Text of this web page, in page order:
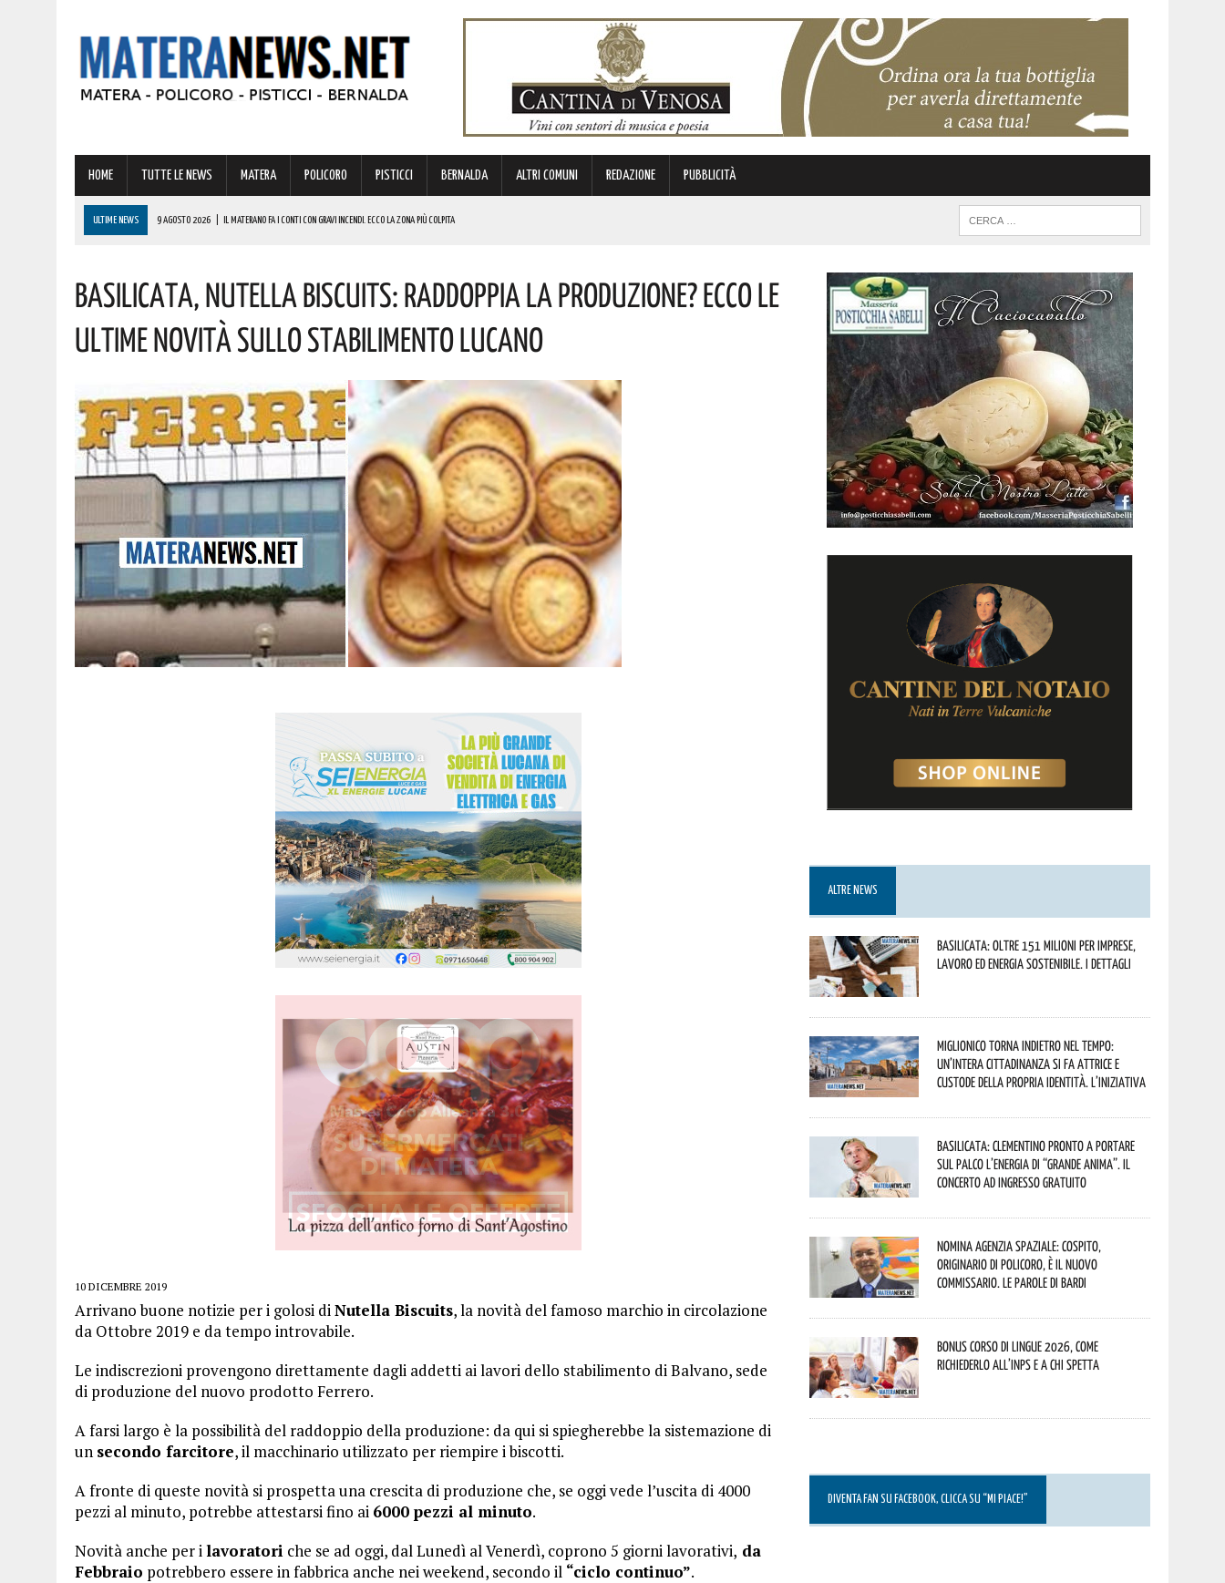
HOME TUTTE LE NEWS MATERA POLICORO PISTICCI BERNALDA ALTRI COMUNI REDAZIONE PUBBLICITÀ
ULTIME NEWS 9 AGOSTO 2026 IL MATERANO FA I CONTI CON GRAVI INCENDI. ECCO LA ZONA PIÙ COLPITA
9 AGOSTO 2026 | MONDI LUCANI, PREMIATE MOLTE GRANDI PERSONALITÀ DEL MATERANO: TUTTE METTERANNO A DISPOSIZIONE DEL TERRITORIO ESPERIENZE E RELAZIONI MATURATE IN ITALIA E ALL’ESTERO.
COMPLIMENTI
Basilicata, Nutella Biscuits: Raddoppia La Produzione? Ecco Le
Ultime Novità Sullo Stabilimento Lucano
10 DICEMBRE 2019
Arrivano buone notizie per i golosi diNutella Biscuits, la novità del famoso marchio in circolazione
da Ottobre 2019 e da tempo introvabile.
Le indiscrezioni provengono direttamente dagli addetti ai lavori dello stabilimento di Balvano, sede
di produzione del nuovo prodotto Ferrero.
A farsi largo è la possibilità del raddoppio della produzione: da qui si spiegherebbe la sistemazione di
un secondo farcitore, il macchinario utilizzato per riempire i biscotti.
A fronte di queste novità si prospetta una crescita di produzione che, se oggi vede l’uscita di 4000
pezzi al minuto, potrebbe attestarsi fino ai 6000 pezzi al minuto.
Novità anche per ilavoratori che se ad oggi, dal Lunedì al Venerdì, coprono 5 giorni lavorativi, da
Febbraio potrebbero essere in fabbrica anche nei weekend, secondo il “ciclo continuo”.
ALTRE NEWS
Basilicata: oltre 151 milioni per imprese,
lavoro ed energia sostenibile. I dettagli
Miglionico torna indietro nel tempo:
un’intera cittadinanza si fa attrice e
custode della propria identità. L’iniziativa
Basilicata: Clementino pronto a portare
sul palco l’energia di “Grande Anima”. Il
concerto ad ingresso gratuito
Nomina Agenzia Spaziale: Cospito,
originario di Policoro, è il nuovo
commissario. Le parole di Bardi
Bonus corso di lingue 2026, come
richiederlo all’INPS e a chi spetta
DIVENTA FAN SU FACEBOOK, CLICCA SU “MI PIACE!”